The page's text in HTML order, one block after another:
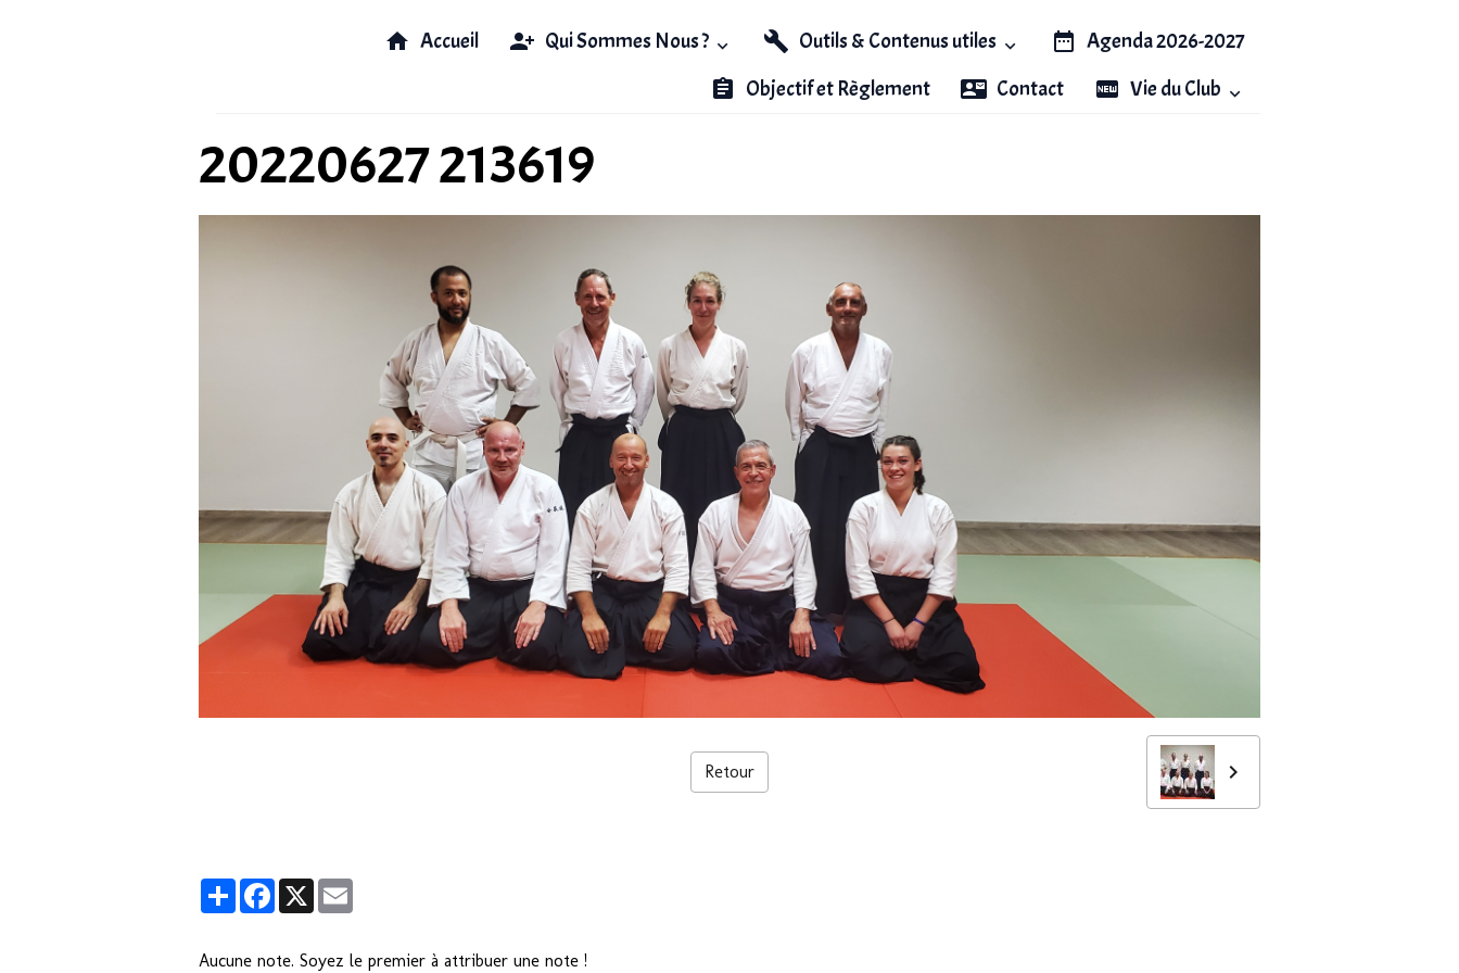
Accueil Qui Sommes Nous ? Outils & Contenus utiles
Agenda 2026-2027
Objectif et Règlement
Contact Vie du Club
20220627 213619
Retour
PartagerFacebook
X
Aucune note. Soyez le premier à attribuer une note !